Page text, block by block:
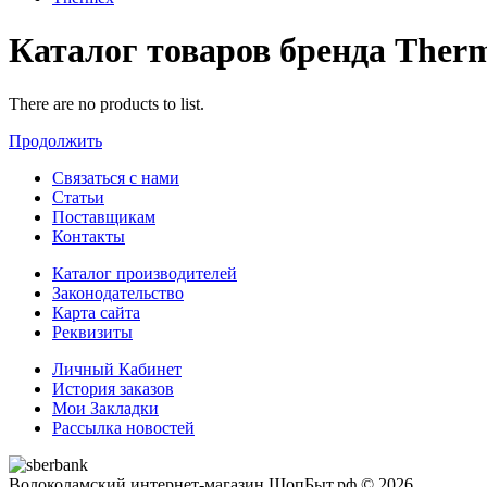
Каталог товаров бренда
There are no products to list.
Продолжить
Связаться с нами
Статьи
Поставщикам
Контакты
Каталог производителей
Законодательство
Карта сайта
Реквизиты
Личный Кабинет
История заказов
Мои Закладки
Рассылка новостей